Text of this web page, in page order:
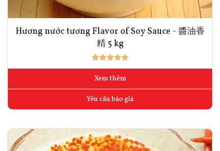
Hương nước tương Flavor of Soy Sauce - 醬油香
精 5 kg
Xem thêm
Yêu cầu báo giá